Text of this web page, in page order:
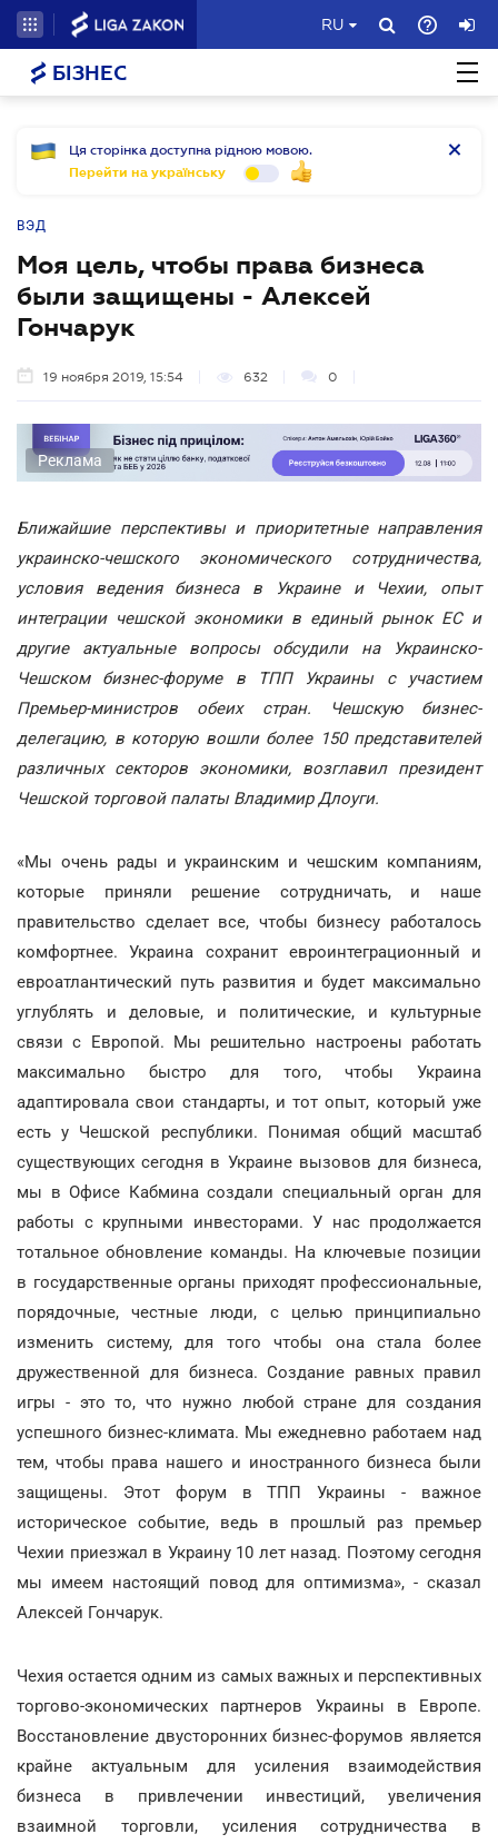
RU
БІЗНЕС
Ця сторінка доступна рідною мовою.
Перейти на українську
ВЭД
Моя цель, чтобы права бизнеса
были защищены - Алексей
Гончарук
19 ноября 2019, 15:54 632 0
Реклама
Ближайшие перспективы и приоритетные направления
украинско-чешского экономического сотрудничества,
условия ведения бизнеса в Украине и Чехии, опыт
интеграции чешской экономики в единый рынок ЕС и
другие актуальные вопросы обсудили на Украинско-
Чешском бизнес-форуме в ТПП Украины с участием
Премьер-министров обеих стран. Чешскую бизнес-
делегацию, в которую вошли более 150 представителей
различных секторов экономики, возглавил президент
Чешской торговой палаты Владимир Длоуги.
«Мы очень рады и украинским и чешским компаниям,
которые приняли решение сотрудничать, и наше
правительство сделает все, чтобы бизнесу работалось
комфортнее. Украина сохранит евроинтеграционный и
евроатлантический путь развития и будет максимально
углублять и деловые, и политические, и культурные
связи с Европой. Мы решительно настроены работать
максимально быстро для того, чтобы Украина
адаптировала свои стандарты, и тот опыт, который уже
есть у Чешской республики. Понимая общий масштаб
существующих сегодня в Украине вызовов для бизнеса,
мы в Офисе Кабмина создали специальный орган для
работы с крупными инвесторами. У нас продолжается
тотальное обновление команды. На ключевые позиции
в государственные органы приходят профессиональные,
порядочные, честные люди, с целью принципиально
изменить систему, для того чтобы она стала более
дружественной для бизнеса. Создание равных правил
игры - это то, что нужно любой стране для создания
успешного бизнес-климата. Мы ежедневно работаем над
тем, чтобы права нашего и иностранного бизнеса были
защищены. Этот форум в ТПП Украины - важное
историческое событие, ведь в прошлый раз премьер
Чехии приезжал в Украину 10 лет назад. Поэтому сегодня
мы имеем настоящий повод для оптимизма», - сказал
Алексей Гончарук.
Чехия остается одним из самых важных и перспективных
торгово-экономических партнеров Украины в Европе.
Восстановление двусторонних бизнес-форумов является
крайне актуальным для усиления взаимодействия
бизнеса в привлечении инвестиций, увеличения
взаимной торговли, усиления сотрудничества в